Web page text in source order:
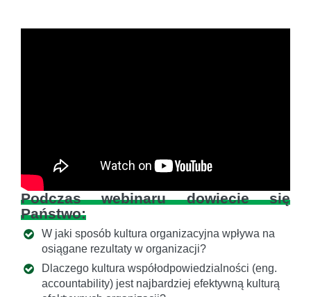
Podczas webinaru dowiecie się
Państwo:
W jaki sposób kultura organizacyjna wpływa na
osiągane rezultaty w organizacji?
Dlaczego kultura współodpowiedzialności (eng.
accountability) jest najbardziej efektywną kulturą